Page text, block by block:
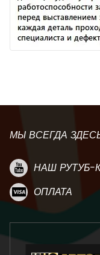
МЫ ВСЕГДА
НАШ РУТУБ-
ОПЛАТА